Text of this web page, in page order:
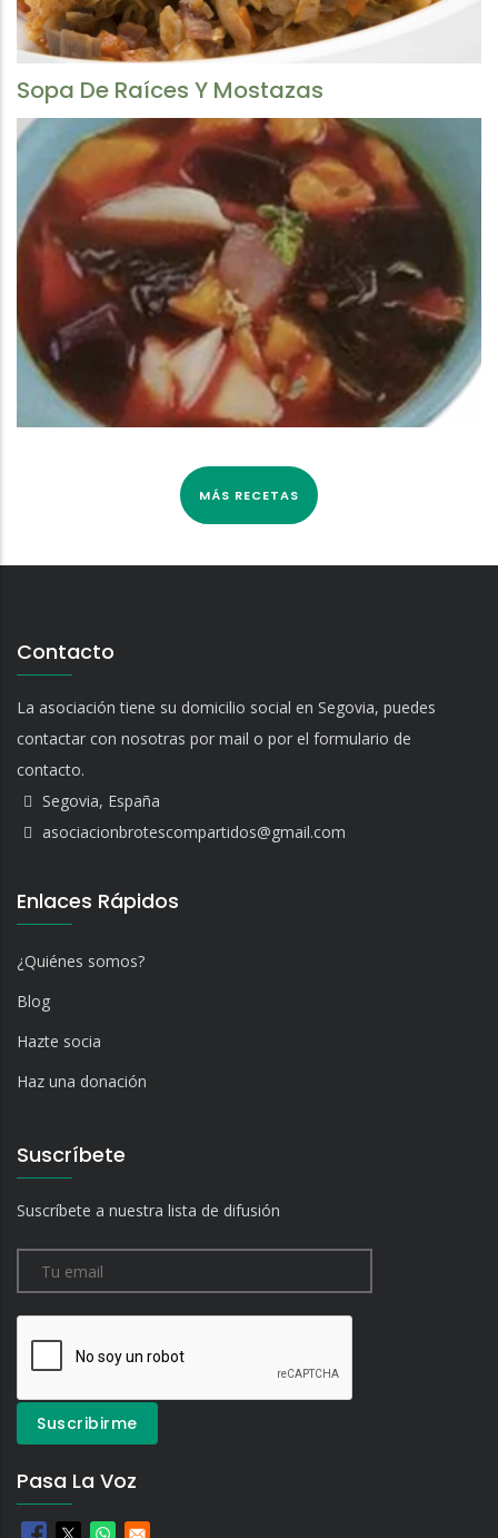
Sopa De Raíces Y Mostazas
MÁS RECETAS
Contacto
La asociación tiene su domicilio social en Segovia, puedes
contactar con nosotras por mail o por el formulario de
contacto.
Segovia, España
asociacionbrotescompartidos@gmail.com
Enlaces Rápidos
¿Quiénes somos?
Blog
Hazte socia
Haz una donación
Suscríbete
Suscríbete a nuestra lista de difusión
Pasa La Voz